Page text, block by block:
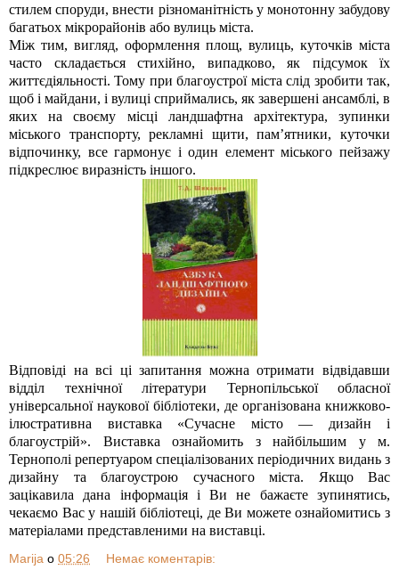
стилем споруди, внести різноманітність у монотонну забудову
багатьох мікрорайонів або вулиць міста.
Між тим, вигляд, оформлення площ, вулиць, куточків міста
часто складається стихійно, випадково, як підсумок їх
життєдіяльності. Тому при благоустрої міста слід зробити так,
щоб і майдани, і вулиці сприймались, як завершені ансамблі, в
яких на своєму місці ландшафтна архітектура, зупинки
міського транспорту, рекламні щити, пам’ятники, куточки
відпочинку, все гармонує і один елемент міського пейзажу
підкреслює виразність іншого.
Відповіді на всі ці запитання можна отримати відвідавши
відділ технічної літератури Тернопільської обласної
універсальної наукової бібліотеки, де організована книжково-
ілюстративна виставка «Сучасне місто — дизайн і
благоустрій». Виставка ознайомить з найбільшим у м.
Тернополі репертуаром спеціалізованих періодичних видань з
дизайну та благоустрою сучасного міста. Якщо Вас
зацікавила дана інформація і Ви не бажаєте зупинятись,
чекаємо Вас у нашій бібліотеці, де Ви можете ознайомитись з
матеріалами представленими на виставці.
Marija о 05:26 Немає коментарів: